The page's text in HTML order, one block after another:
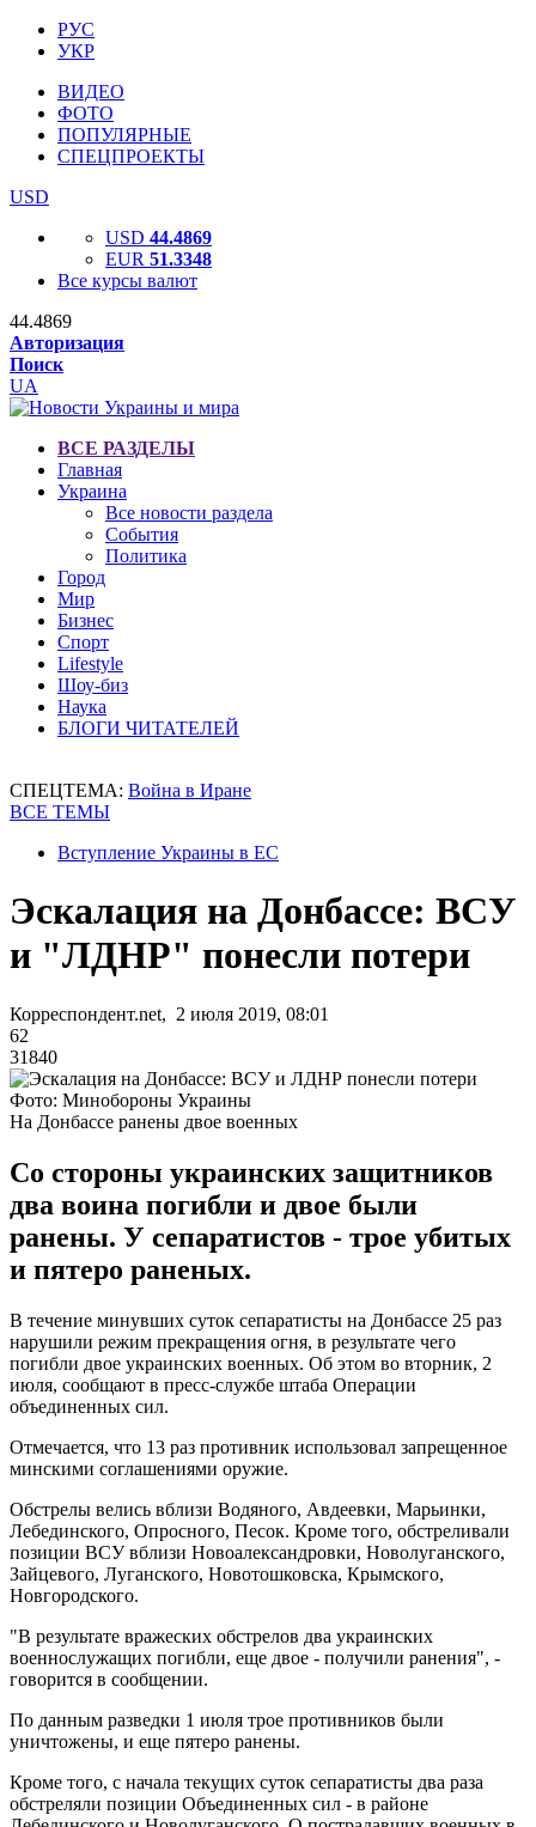
РУС
УКР
ВИДЕО
ФОТО
ПОПУЛЯРНЫЕ
СПЕЦПРОЕКТЫ
USD
USD 44.4869
EUR 51.3348
Все курсы валют
44.4869
Авторизация
Поиск
UA
ВСЕ РАЗДЕЛЫ
Главная
Украина
Все новости раздела
События
Политика
Город
Мир
Бизнес
Спорт
Lifestyle
Шоу-биз
Наука
БЛОГИ ЧИТАТЕЛЕЙ
СПЕЦТЕМА: Война в Иране
ВСЕ ТЕМЫ
Вступление Украины в ЕС
Эскалация на Донбассе: ВСУ
и "ЛДНР" понесли потери
Корреспондент.net, 2 июля 2019, 08:01
62
31840
Фото: Минобороны Украины
На Донбассе ранены двое военных
Со стороны украинских защитников
два воина погибли и двое были
ранены. У сепаратистов - трое убитых
и пятеро раненых.
В течение минувших суток сепаратисты на Донбассе 25 раз
нарушили режим прекращения огня, в результате чего
погибли двое украинских военных. Об этом во вторник, 2
июля, сообщают в пресс-службе штаба Операции
объединенных сил.
Отмечается, что 13 раз противник использовал запрещенное
минскими соглашениями оружие.
Обстрелы велись вблизи Водяного, Авдеевки, Марьинки,
Лебединского, Опросного, Песок. Кроме того, обстреливали
позиции ВСУ вблизи Новоалександровки, Новолуганского,
Зайцевого, Луганского, Новотошковска, Крымского,
Новгородского.
"В результате вражеских обстрелов два украинских
военнослужащих погибли, еще двое - получили ранения", -
говорится в сообщении.
По данным разведки 1 июля трое противников были
уничтожены, и еще пятеро ранены.
Кроме того, с начала текущих суток сепаратисты два раза
обстреляли позиции Объединенных сил - в районе